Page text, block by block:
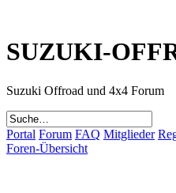
SUZUKI-
Suzuki Offroad und 4x4 Forum
Portal Forum FAQ Mitglieder
Foren-Übersicht